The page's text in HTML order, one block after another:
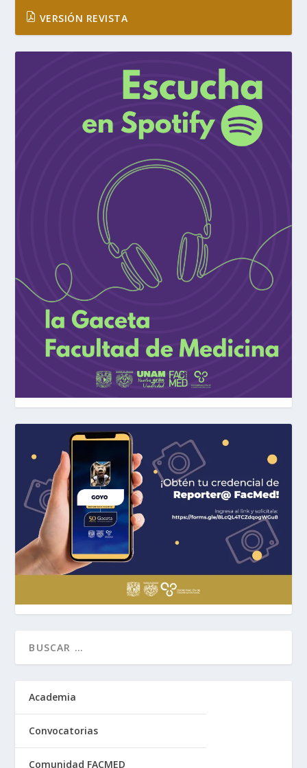
VERSIÓN REVISTA
Academia
Convocatorias
Comunidad FACMED